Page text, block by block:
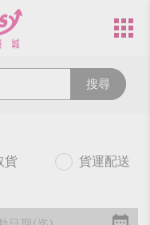
搜尋
貨 貨運配送